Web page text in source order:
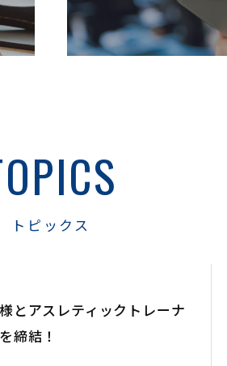
トピックス
とアスレティックトレーナ
締結！